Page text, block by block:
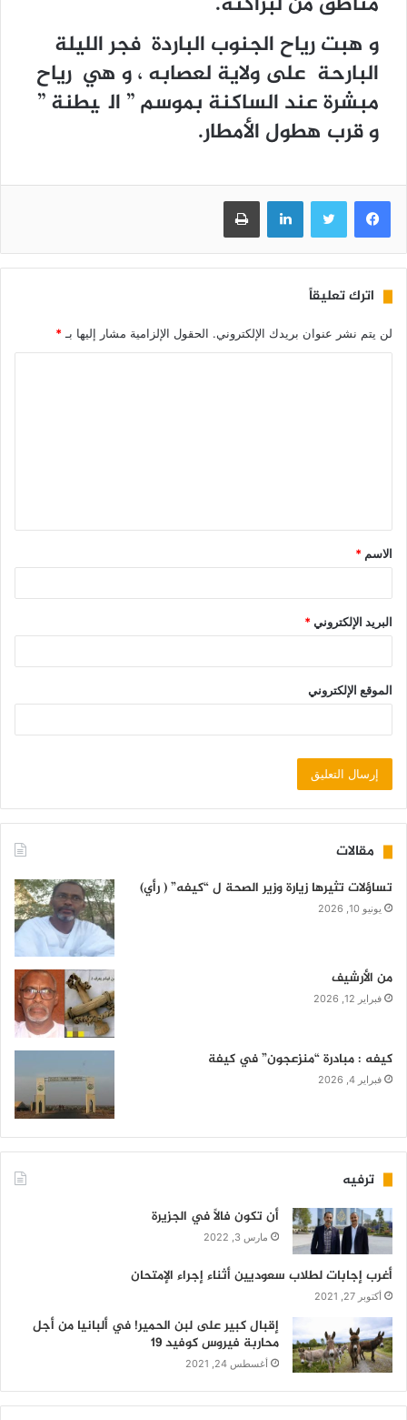
و هبت رياح الجنوب الباردة فجر الليلة
البارحة على ولاية لعصابه ، و هي رياح
مبشرة عند الساكنة بموسم ” الگيطنة ”
و قرب هطول الأمطار.
فيسبوك تويتر لينكدإن طباعة
اترك تعليقاً
لن يتم نشر عنوان بريدك الإلكتروني. الحقول الإلزامية مشار إليها بـ *
الاسم *
البريد الإلكتروني*
الموقع الإلكتروني
مقالات
تساؤلات تثيرها زيارة وزير الصحة ل “كيفه” ( رأي)
يونيو 10, 2026
من الأرشيف
فبراير 12, 2026
كيفه : مبادرة “منزعجون” في كيفة
فبراير 4, 2026
ترفيه
أن تكون فالاً في الجزيرة
مارس 3, 2022
أغرب إجابات لطلاب سعوديين أثناء إجراء الإمتحان
أكتوبر 27, 2021
إقبال كبير على لبن الحمير! في ألبانيا من أجل
محاربة فيروس كوفيد 19
أغسطس 24, 2021